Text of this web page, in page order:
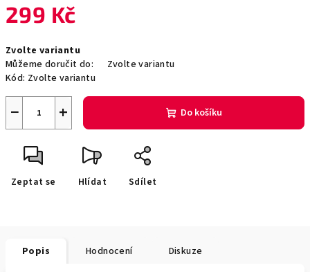
299 Kč
cena:
Zvolte variantu
Můžeme doručit do:
Zvolte variantu
Kód: Zvolte variantu
+
− Do košíku
Zeptat se Hlídat Sdílet
Popis Hodnocení Diskuze